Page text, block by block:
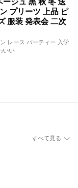
ジュ 黒 秋 冬 送
プリーツ 上品 ピ
服装 発表会 二次
レース パーティー 入学
いい
すべて見る